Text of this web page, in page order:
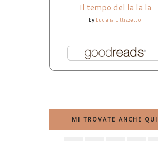
Il tempo del la la la
by Luciana Littizzetto
MI TROVATE ANCHE QUI